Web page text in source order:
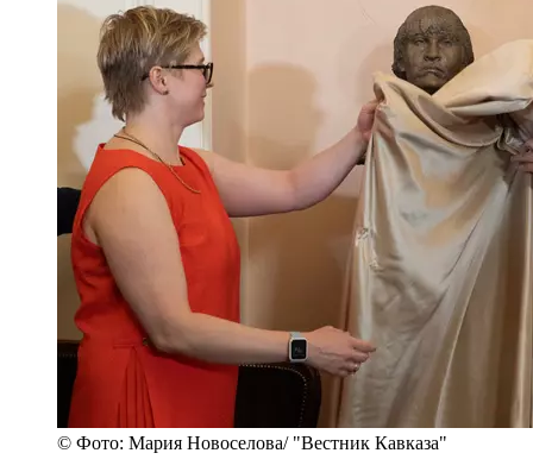
© Фото: Мария Новоселова/ "Вестник Кавказа"